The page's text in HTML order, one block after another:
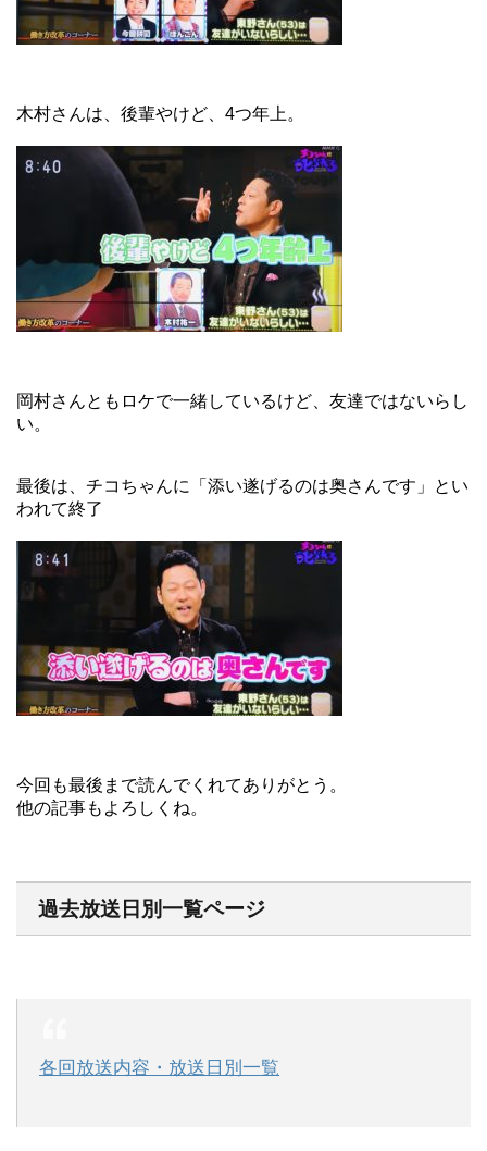
木村さんは、後輩やけど、4つ年上。
岡村さんともロケで一緒しているけど、友達ではないらし
い。
最後は、チコちゃんに「添い遂げるのは奥さんです」とい
われて終了
今回も最後まで読んでくれてありがとう。
他の記事もよろしくね。
過去放送日別一覧ページ
各回放送内容・放送日別一覧